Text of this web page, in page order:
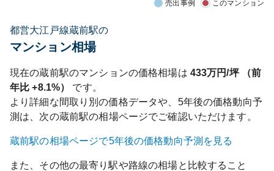
売出事例 このマンション
都営大江戸線蔵前駅の
マンション相場
現在の蔵前駅のマンションの価格相場は 433万円/坪 （前
年比+8.1%）
です。
より詳細な間取り別の価格データや、5年後の価格動向予
測は、次の蔵前駅の相場ページでご確認いただけます。
蔵前駅の相場ページで5年後の価格動向予測を見る
また、その他の最寄り駅や路線の相場と比較すること